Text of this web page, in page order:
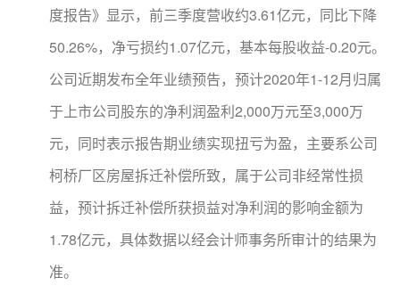
度报告》显示，前三季度营收约3.61亿元，同比下降
50.26%，净亏损约1.07亿元，基本每股收益-0.20元。
公司近期发布全年业绩预告，预计2020年1-12月归属
于上市公司股东的净利润盈利2,000万元至3,000万
元，同时表示报告期业绩实现扭亏为盈，主要系公司
柯桥厂区房屋拆迁补偿所致，属于公司非经常性损
益，预计拆迁补偿所获损益对净利润的影响金额为
1.78亿元，具体数据以经会计师事务所审计的结果为
准。